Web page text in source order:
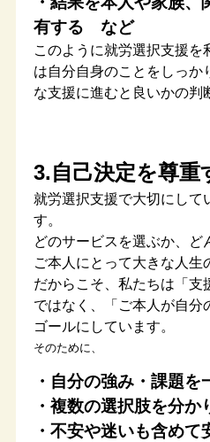
有する など
このように就労選択支援を
は自分自身のことをしっか
な支援に進むと良いかの判
3.自己決定を尊重
就労選択支援で大切にして
す。
どのサービスを選ぶか、ど
ご本人にとって大きな人生
だからこそ、私たちは「支
ではなく、「ご本人が自分
ゴールにしています。
そのために、
・自分の強み・課題を
・複数の選択肢を分か
・不安や迷いも含め